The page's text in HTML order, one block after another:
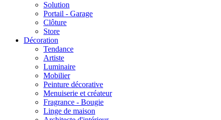
Solution
Portail - Garage
Clôture
Store
Décoration
Tendance
Artiste
Luminaire
Mobilier
Peinture décorative
Menuiserie et créateur
Fragrance - Bougie
Linge de maison